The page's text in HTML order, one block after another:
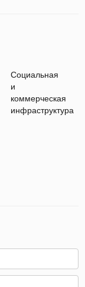
Социальная
и
коммерческая
инфраструктура